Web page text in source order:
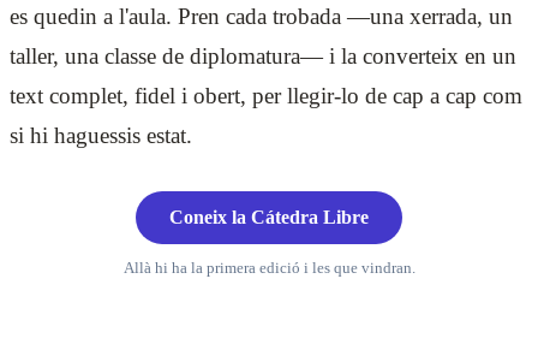
es quedin a l'aula. Pren cada trobada —una xerrada, un
taller, una classe de diplomatura— i la converteix en un
text complet, fidel i obert, per llegir-lo de cap a cap com
si hi haguessis estat.
Coneix la Cátedra Libre
Allà hi ha la primera edició i les que vindran.